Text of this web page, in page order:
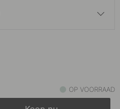
OP VOORRAAD